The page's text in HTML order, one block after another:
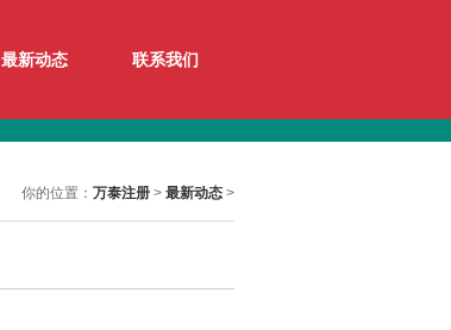
最新动态 联系我们
你的位置： 万泰注册 > 最新动态 >